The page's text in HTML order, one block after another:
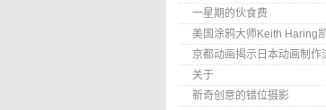
一星期的伙食费
美国涂鸦大师Keith Haring
京都动画揭示日本动画制作
关于
新奇创意的错位摄影